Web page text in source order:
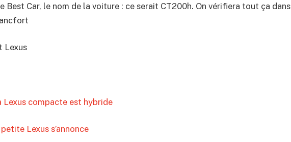
Best Car, le nom de la voiture : ce serait CT200h. On vérifiera tout ça dans
Lexus
compacte est hybride
Lexus s’annonce